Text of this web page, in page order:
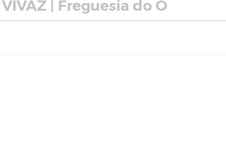
VIVAZ | Freguesia do Ó